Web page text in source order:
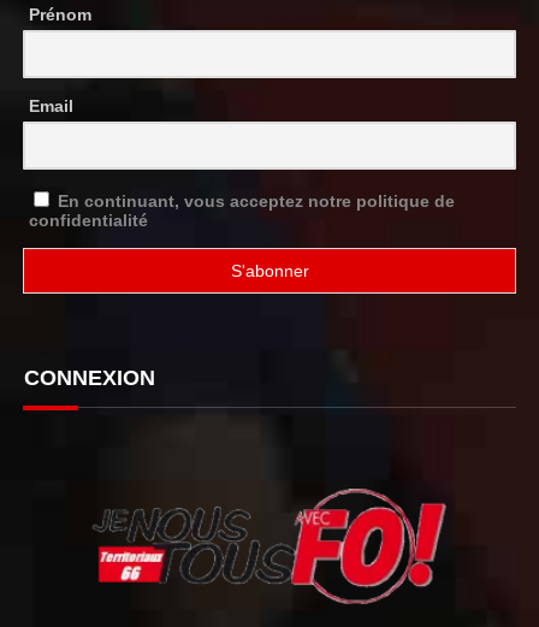
Prénom
Email
En continuant, vous acceptez notre politique de
confidentialité
CONNEXION